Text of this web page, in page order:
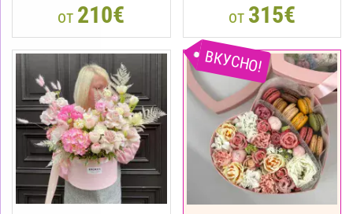
от 210€ от 315€
ВКУСНО!